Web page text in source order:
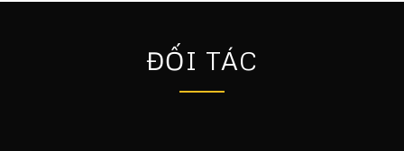
ĐỐI TÁC